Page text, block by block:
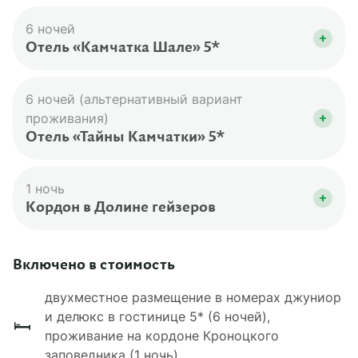
6 ночей
Отель «Камчатка Шале» 5*
двухместных номерах категории супериор с
двуспальной или 2 односпальными кроватями,
душем и туалетом. На территории есть
6 ночей (альтернативный вариант
проживания)
Отель «Тайны Камчатки» 5*
двухместных номерах категории делюкс с
двуспальной или 2 односпальными кроватями,
мобильная связь и Wi-Fi.
1 ночь
Кордон в Долине гейзеров
дома в общей комнате с односпальными
Включено в стоимость
двухместное размещение в номерах джуниор
и делюкс в гостинице 5* (6 ночей),
проживание на кордоне Кроноцкого